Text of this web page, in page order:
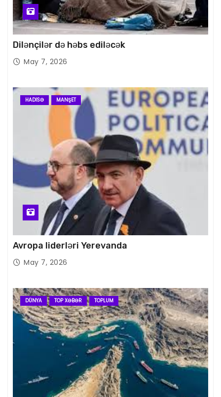
Dilənçilər də həbs ediləcək
May 7, 2026
HADISƏ MANŞET
Avropa liderləri Yerevanda
May 7, 2026
DÜNYA TOP XƏBƏR TOPLUM